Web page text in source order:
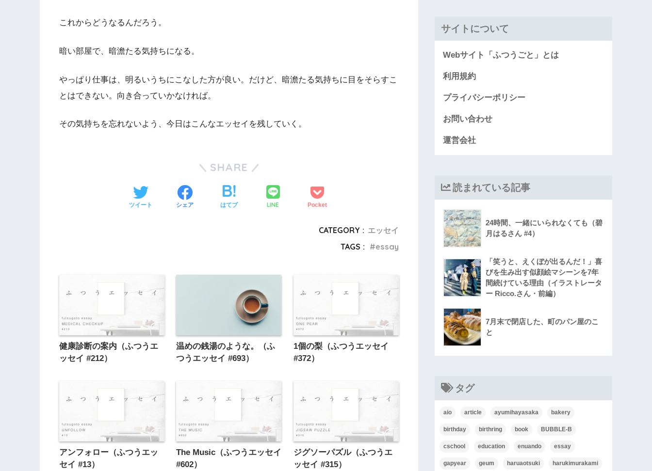
これからどうなるんだろう。
暗い部屋で、暗澹たる気持ちになる。
やっぱり仕事は、明るいうちにこなした方が良い。だけど、暗澹たる気持ちに目をそらすこ
とはできない。向き合っていかなければ。
その気持ちを忘れないよう、今日はこんなエッセイを残していく。
SHARE
ツイート シェア はてブ LINE Pocket
CATEGORY : エッセイ
TAGS :
essay
健康診断の案内（ふつうエ
ッセイ #212）
温めの銭湯のような。（ふ
つうエッセイ #693）
1個の梨（ふつうエッセイ
#372）
アンフォロー（ふつうエッ
セイ #13）
The Music（ふつうエッセイ
#602）
ジグソーパズル（ふつうエ
ッセイ #315）
サイトについて
Webサイト「ふつうごと」とは
利用規約
プライバシーポリシー
お問い合わせ
運営会社
読まれている記事
24時間、一緒にいられなくても（碧
月はるさん #4）
「笑うと、えくぼが出るんだ！」喜
びを生み出す似顔絵マシーンを7年
間続けている理由（イラストレータ
ー Ricco.さん・前編）
7月末で閉店した、町のパン屋のこ
と
タグ
aio article ayumihayasaka bakery
birthday birthring book BUBBLE-B
cschool education enuando essay
gapyear geum haruaotsuki harukimurakami